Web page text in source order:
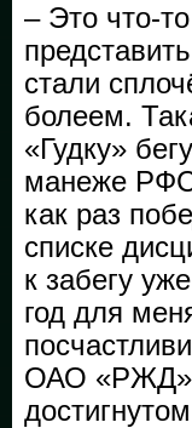
– Это что-
стали
болеем.
«Гудку»
манеже
как раз
списке
к забегу
год для
ОАО «РЖД».